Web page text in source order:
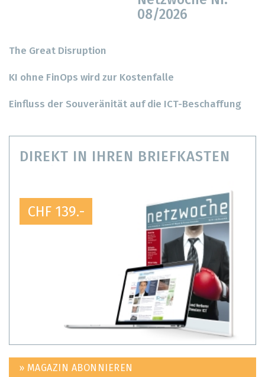
08/2026
The Great Disruption
KI ohne FinOps wird zur Kostenfalle
Einfluss der Souveränität auf die ICT-Beschaffung
DIREKT IN IHREN BRIEFKASTEN
CHF 139.-
» MAGAZIN ABONNIEREN